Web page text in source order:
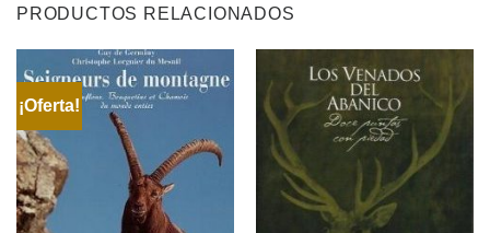
PRODUCTOS RELACIONADOS
¡Oferta!